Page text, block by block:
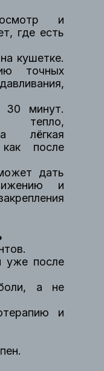
и
где есть
кушетке.
точных
30 минут.
тепло,
лёгкая
после
дать
и
уже после
а не
и